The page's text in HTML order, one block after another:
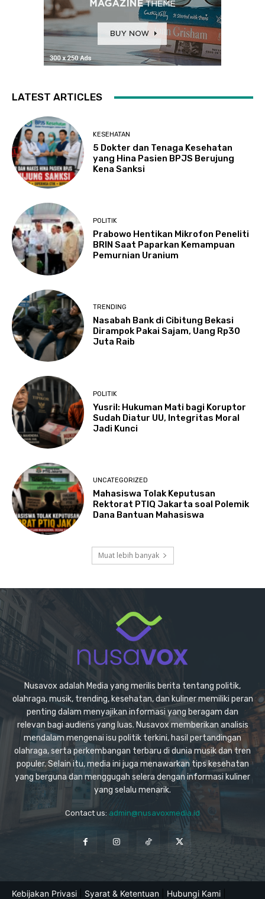
LATEST ARTICLES
KESEHATAN
5 Dokter dan Tenaga Kesehatan
yang Hina Pasien BPJS Berujung
Kena Sanksi
POLITIK
Prabowo Hentikan Mikrofon Peneliti
BRIN Saat Paparkan Kemampuan
Pemurnian Uranium
TRENDING
Nasabah Bank di Cibitung Bekasi
Dirampok Pakai Sajam, Uang Rp30
Juta Raib
POLITIK
Yusril: Hukuman Mati bagi Koruptor
Sudah Diatur UU, Integritas Moral
Jadi Kunci
UNCATEGORIZED
Mahasiswa Tolak Keputusan
Rektorat PTIQ Jakarta soal Polemik
Dana Bantuan Mahasiswa
Muat lebih banyak
Nusavox adalah Media yang merilis berita tentang politik,
olahraga, musik, trending, kesehatan, dan kuliner memiliki peran
penting dalam menyajikan informasi yang beragam dan
relevan bagi audiens yang luas. Nusavox memberikan analisis
mendalam mengenai isu politik terkini, hasil pertandingan
olahraga, serta perkembangan terbaru di dunia musik dan tren
populer. Selain itu, media ini juga menawarkan tips kesehatan
yang berguna dan menggugah selera dengan informasi kuliner
yang selalu menarik.
Contact us: admin@nusavoxmedia.id
Kebijakan Privasi Syarat & Ketentuan Hubungi Kami